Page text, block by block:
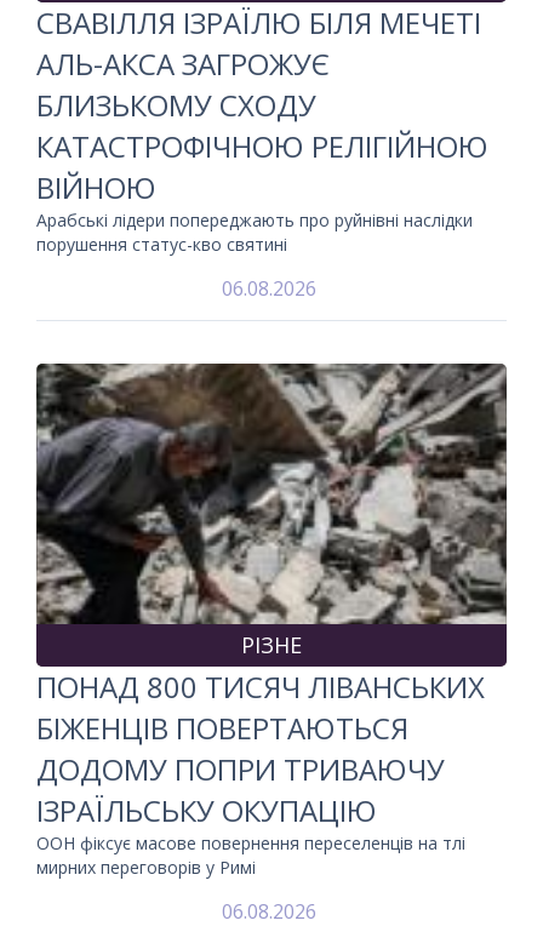
СВАВІЛЛЯ ІЗРАЇЛЮ БІЛЯ МЕЧЕТІ
АЛЬ-АКСА ЗАГРОЖУЄ
БЛИЗЬКОМУ СХОДУ
КАТАСТРОФІЧНОЮ РЕЛІГІЙНОЮ
ВІЙНОЮ
Арабські лідери попереджають про руйнівні наслідки
порушення статус-кво святині
06.08.2026
РІЗНЕ
ПОНАД 800 ТИСЯЧ ЛІВАНСЬКИХ
БІЖЕНЦІВ ПОВЕРТАЮТЬСЯ
ДОДОМУ ПОПРИ ТРИВАЮЧУ
ІЗРАЇЛЬСЬКУ ОКУПАЦІЮ
ООН фіксує масове повернення переселенців на тлі
мирних переговорів у Римі
06.08.2026